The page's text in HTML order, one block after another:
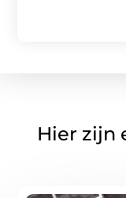
Hier zijn